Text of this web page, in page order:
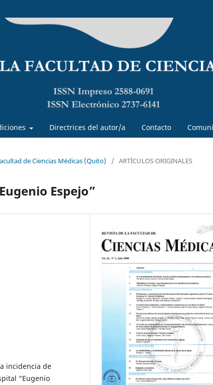
Directrices del autor/a Contacto
de Ciencias Médicas (Quito) / ARTÍCULOS ORIGINALES
Espejo”
incidencia de
“Eugenio